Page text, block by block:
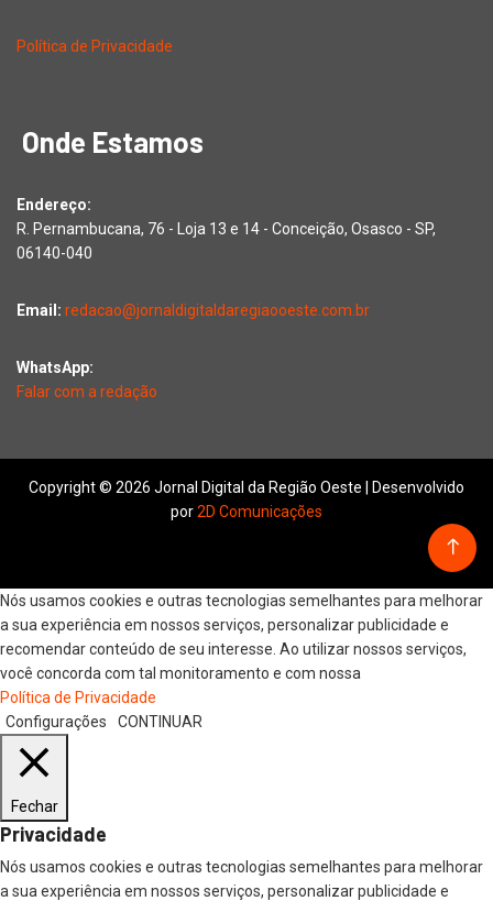
Política de Privacidade
Onde Estamos
Endereço:
R. Pernambucana, 76 - Loja 13 e 14 - Conceição, Osasco - SP,
06140-040
Email: redacao@jornaldigitaldaregiaooeste.com.br
WhatsApp:
Falar com a redação
Copyright © 2026 Jornal Digital da Região Oeste | Desenvolvido
por2D Comunicações
Nós usamos cookies e outras tecnologias semelhantes para melhorar
a sua experiência em nossos serviços, personalizar publicidade e
recomendar conteúdo de seu interesse. Ao utilizar nossos serviços,
você concorda com tal monitoramento e com nossa
Política de Privacidade
Configurações
CONTINUAR
Fechar
Privacidade
Nós usamos cookies e outras tecnologias semelhantes para melhorar
a sua experiência em nossos serviços, personalizar publicidade e